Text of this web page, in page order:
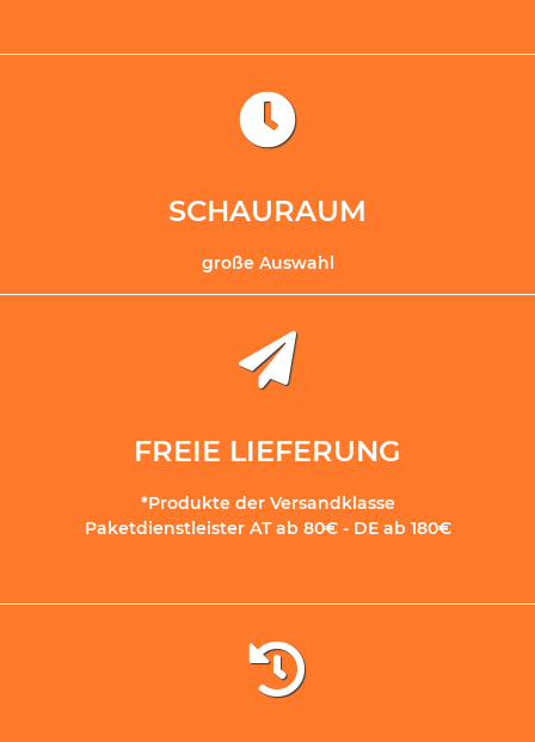
SCHAURAUM
große Auswahl
FREIE LIEFERUNG
*Produkte der Versandklasse
Paketdienstleister AT ab 80€ - DE ab 180€